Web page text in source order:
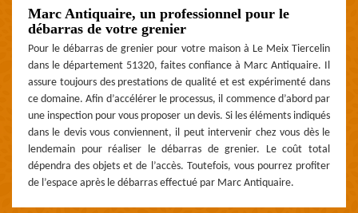
Marc Antiquaire, un professionnel pour le
débarras de votre grenier
Pour le débarras de grenier pour votre maison à Le Meix Tiercelin
dans le département 51320, faites confiance à Marc Antiquaire. Il
assure toujours des prestations de qualité et est expérimenté dans
ce domaine. Afin d’accélérer le processus, il commence d’abord par
une inspection pour vous proposer un devis. Si les éléments indiqués
dans le devis vous conviennent, il peut intervenir chez vous dès le
lendemain pour réaliser le débarras de grenier. Le coût total
dépendra des objets et de l’accès. Toutefois, vous pourrez profiter
de l’espace après le débarras effectué par Marc Antiquaire.